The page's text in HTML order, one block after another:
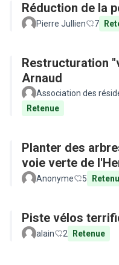
Réduction de la
Pierre Jullien 7
Restructuration
Arnaud
Association des
Retenue
Planter des
voie verte de
Anonyme 5
Piste vélos
alain 2 Retenue